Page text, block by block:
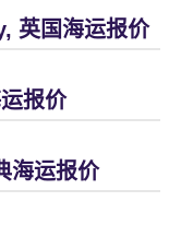
英国海运报价
报价
海运报价